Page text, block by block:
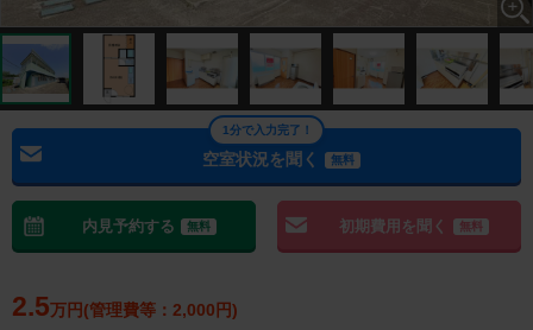
空室状況を聞く 無料
1分で入力完了！
内見予約する 無料 初期費用を聞く 無料
2.5万円(管理費等：2,000円)